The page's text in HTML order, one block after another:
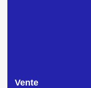
Vente